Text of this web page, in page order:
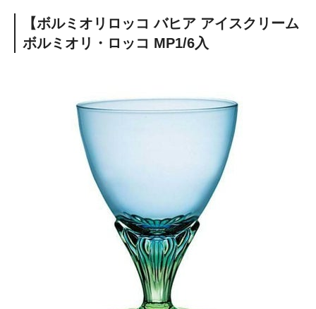
【ボルミオリロッコ バヒア アイスクリーム
ボルミオリ・ロッコ MP1/6入